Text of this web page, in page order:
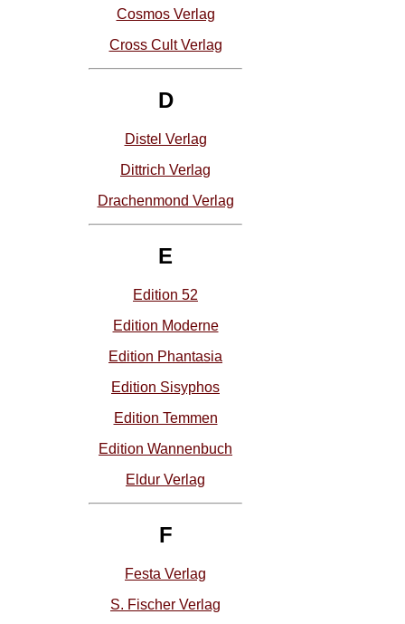
Cosmos Verlag
Cross Cult Verlag
D
Distel Verlag
Dittrich Verlag
Drachenmond Verlag
E
Edition 52
Edition Moderne
Edition Phantasia
Edition Sisyphos
Edition Temmen
Edition Wannenbuch
Eldur Verlag
F
Festa Verlag
S. Fischer Verlag